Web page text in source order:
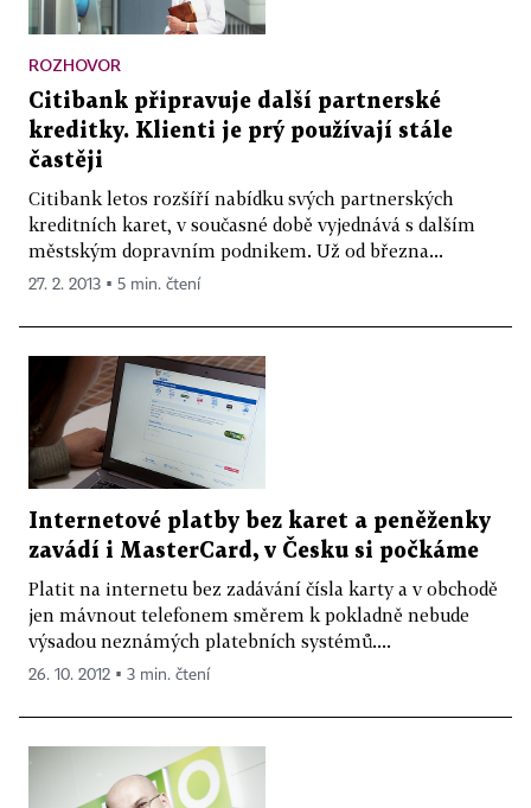
ROZHOVOR
Citibank připravuje další partnerské
kreditky. Klienti je prý používají stále
častěji
Citibank letos rozšíří nabídku svých partnerských
kreditních karet, v současné době vyjednává s dalším
městským dopravním podnikem. Už od března...
27. 2. 2013 ▪ 5 min. čtení
Internetové platby bez karet a peněženky
zavádí i MasterCard, v Česku si počkáme
Platit na internetu bez zadávání čísla karty a v obchodě
jen mávnout telefonem směrem k pokladně nebude
výsadou neznámých platebních systémů....
26. 10. 2012 ▪ 3 min. čtení